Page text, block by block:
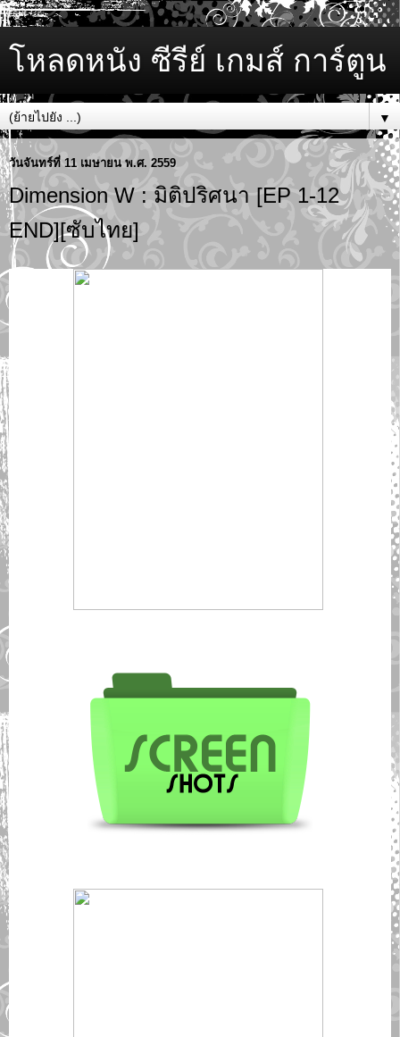
โหลดหนัง ซีรีย์ เกมส์ การ์ตูน
▼
วันจันทร์ที่ 11 เมษายน พ.ศ. 2559
Dimension W : มิติปริศนา [EP 1-12
END][ซับไทย]